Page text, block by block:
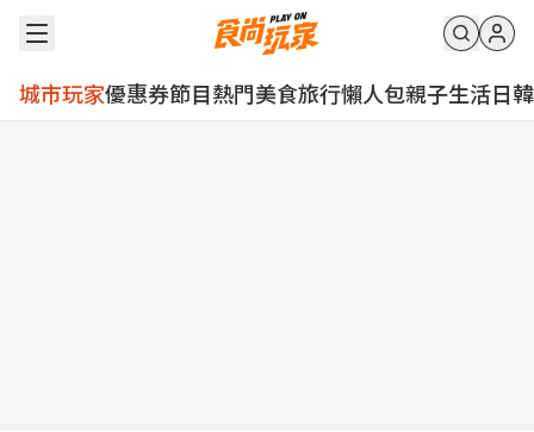
城市玩家優惠券節目熱門美食旅行懶人包親子生活日韓